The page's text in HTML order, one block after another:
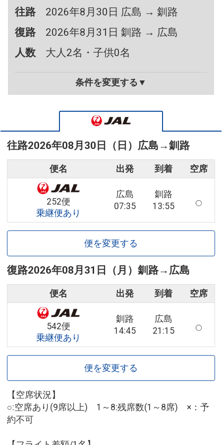
往路
2026年8月30日 広島 → 釧路
復路
2026年8月31日 釧路 → 広島
人数
大人2名・子供0名
条件を変更する▼
往路2026年08月30日（日） 広島 →釧路
便名 出発 到着 空席
252便
乗継便あり
広島
07:35
釧路
13:55
便を変更する
復路2026年08月31日（月） 釧路→ 広島
便名 出発 到着 空席
542便
乗継便あり
釧路
14:45
広島
21:15
便を変更する
【空席状況】
○:空席あり(9席以上) 1～8:残席数(1～8席) ×：予
約不可